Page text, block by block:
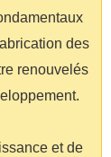
des
renouvelés
et de